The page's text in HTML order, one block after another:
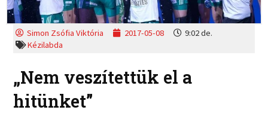
Simon Zsófia Viktória 2017-05-08
9:02 de.
Kézilabda
„Nem veszítettük el a
hitünket”